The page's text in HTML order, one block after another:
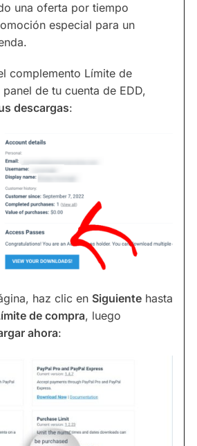
una oferta por tiempo
especial para un
complemento Límite de
de tu cuenta de EDD,
descargas:
haz clic en Siguiente hasta
de compra, luego
ahora: